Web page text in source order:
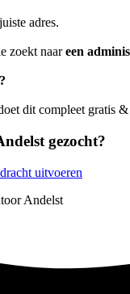
adres.
zoekt naareen
dit compleet gratis
gezocht?
uitvoeren